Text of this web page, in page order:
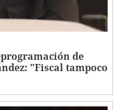
de
"Fiscal tampoco